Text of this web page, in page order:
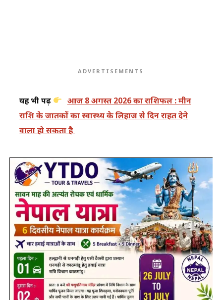
ADVERTISEMENTS
यह भी पढ़ें
आज 8 अगस्त 2026 का राशिफल : मीन
राशि के जातकों का स्वास्थ्य के लिहाज से दिन राहत देने
वाला हो सकता है